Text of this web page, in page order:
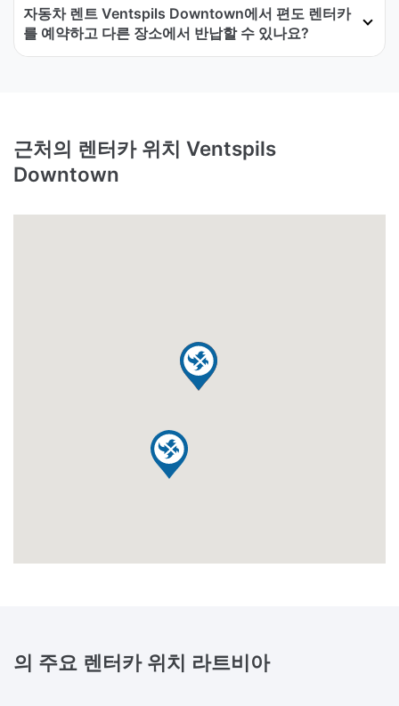
자동차 렌트 Ventspils Downtown에서 편도 렌터카
를 예약하고 다른 장소에서 반납할 수 있나요?
근처의 렌터카 위치 Ventspils
Downtown
의 주요 렌터카 위치 라트비아